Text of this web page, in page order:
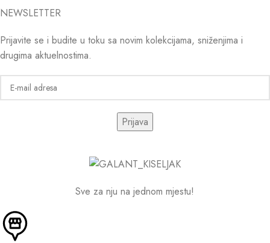
NEWSLETTER
Prijavite se i budite u toku sa novim kolekcijama, sniženjima i
drugima aktuelnostima.
Sve za nju na jednom mjestu!